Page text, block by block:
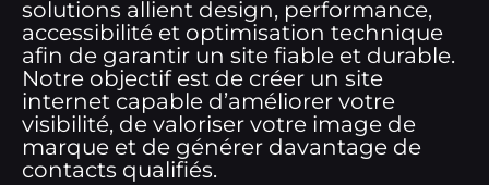
solutions allient design, performance,
accessibilité et optimisation technique
afin de garantir un site fiable et durable.
Notre objectif est de créer un site
internet capable d’améliorer votre
visibilité, de valoriser votre image de
marque et de générer davantage de
contacts qualifiés.